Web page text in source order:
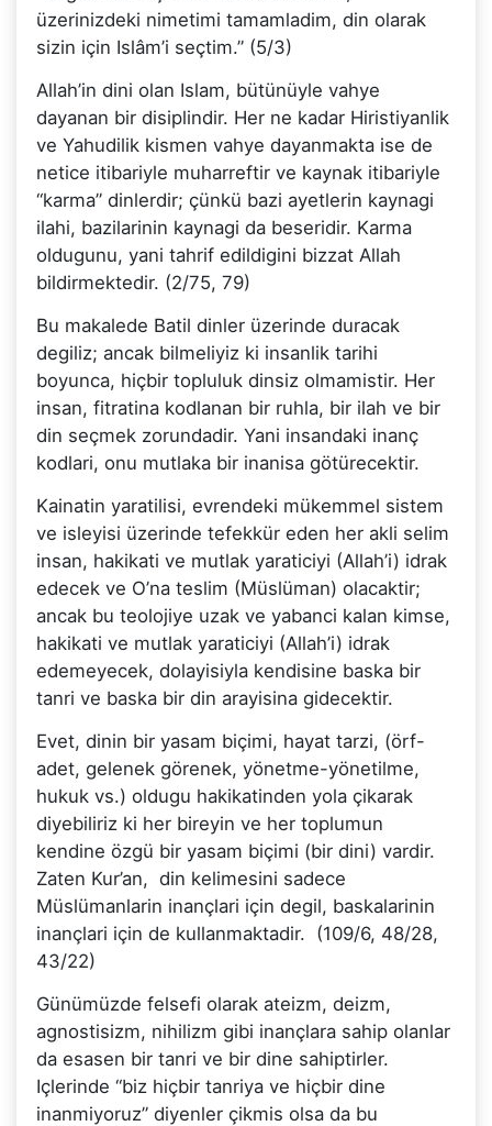
üzerinizdeki nimetimi tamamladim, din olarak
sizin için Islâm’i seçtim.” (5/3)
Allah’in dini olan Islam, bütünüyle vahye
dayanan bir disiplindir. Her ne kadar Hiristiyanlik
ve Yahudilik kismen vahye dayanmakta ise de
netice itibariyle muharreftir ve kaynak itibariyle
“karma” dinlerdir; çünkü bazi ayetlerin kaynagi
ilahi, bazilarinin kaynagi da beseridir. Karma
oldugunu, yani tahrif edildigini bizzat Allah
bildirmektedir. (2/75, 79)
Bu makalede Batil dinler üzerinde duracak
degiliz; ancak bilmeliyiz ki insanlik tarihi
boyunca, hiçbir topluluk dinsiz olmamistir. Her
insan, fitratina kodlanan bir ruhla, bir ilah ve bir
din seçmek zorundadir. Yani insandaki inanç
kodlari, onu mutlaka bir inanisa götürecektir.
Kainatin yaratilisi, evrendeki mükemmel sistem
ve isleyisi üzerinde tefekkür eden her akli selim
insan, hakikati ve mutlak yaraticiyi (Allah’i) idrak
edecek ve O’na teslim (Müslüman) olacaktir;
ancak bu teolojiye uzak ve yabanci kalan kimse,
hakikati ve mutlak yaraticiyi (Allah’i) idrak
edemeyecek, dolayisiyla kendisine baska bir
tanri ve baska bir din arayisina gidecektir.
Evet, dinin bir yasam biçimi, hayat tarzi, (örf-
adet, gelenek görenek, yönetme-yönetilme,
hukuk vs.) oldugu hakikatinden yola çikarak
diyebiliriz ki her bireyin ve her toplumun
kendine özgü bir yasam biçimi (bir dini) vardir.
Zaten Kur’an, din kelimesini sadece
Müslümanlarin inançlari için degil, baskalarinin
inançlari için de kullanmaktadir. (109/6, 48/28,
43/22)
Günümüzde felsefi olarak ateizm, deizm,
agnostisizm, nihilizm gibi inançlara sahip olanlar
da esasen bir tanri ve bir dine sahiptirler.
Içlerinde “biz hiçbir tanriya ve hiçbir dine
inanmiyoruz” diyenler çikmis olsa da bu